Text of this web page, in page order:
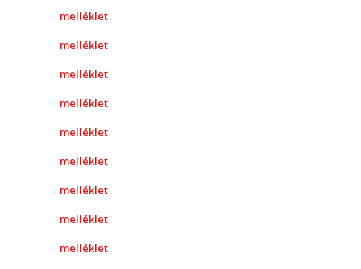
melléklet
melléklet
melléklet
melléklet
melléklet
melléklet
melléklet
melléklet
melléklet